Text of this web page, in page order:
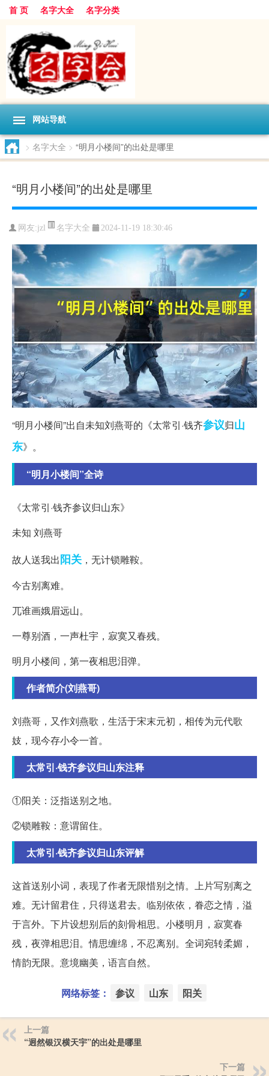
首 页 名字大全 名字分类
网站导航
> 名字大全 > “明月小楼间”的出处是哪里
“明月小楼间”的出处是哪里
网友:jzl 名字大全 2024-11-19 18:30:46
“明月小楼间”出自未知刘燕哥的《太常引·钱齐参议归山
东》。
“明月小楼间”全诗
《太常引·钱齐参议归山东》
未知 刘燕哥
故人送我出阳关 ，无计锁雕鞍。
今古别离难。
兀谁画娥眉远山。
一尊别酒，一声杜宇，寂寞又春残。
明月小楼间，第一夜相思泪弹。
作者简介(刘燕哥)
刘燕哥，又作刘燕歌，生活于宋末元初，相传为元代歌
妓，现今存小令一首。
太常引·钱齐参议归山东注释
①阳关：泛指送别之地。
②锁雕鞍：意谓留住。
太常引·钱齐参议归山东评解
这首送别小词，表现了作者无限惜别之情。上片写别离之
难。无计留君住，只得送君去。临别依依，眷恋之情，溢
于言外。下片设想别后的刻骨相思。小楼明月，寂寞春
残，夜弹相思泪。情思缠绵，不忍离别。全词宛转柔媚，
情韵无限。意境幽美，语言自然。
网络标签： 参议 山东 阳关
上一篇
“迥然银汉横天宇”的出处是哪里
下一篇